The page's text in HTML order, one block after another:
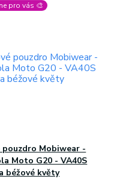
pro vás 🎨
pouzdro Mobiwear -
Moto G20 - VA40S
béžové květy